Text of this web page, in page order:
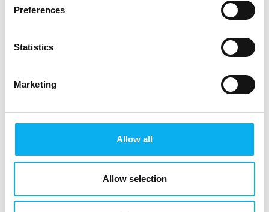
Preferences
Statistics
Marketing
Allow all
Allow selection
Gå til hjemmeside